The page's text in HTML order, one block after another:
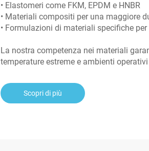
• Elastomeri come FKM, EPDM e HNBR
• Materiali compositi per una maggiore
• Formulazioni di materiali specifiche per
La nostra competenza nei materiali
temperature estreme e ambienti
Scopri di più